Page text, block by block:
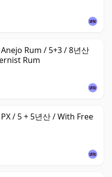
Rum / 5+3 / 8년산
Rum
/ 5 + 5년산 / With Free